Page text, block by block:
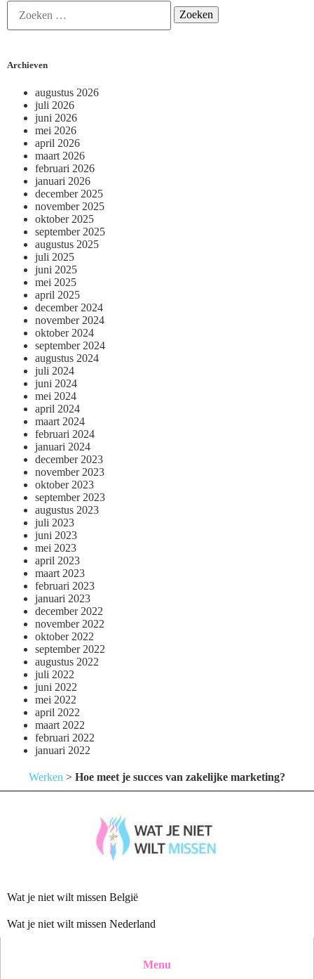
Archieven
augustus 2026
juli 2026
juni 2026
mei 2026
april 2026
maart 2026
februari 2026
januari 2026
december 2025
november 2025
oktober 2025
september 2025
augustus 2025
juli 2025
juni 2025
mei 2025
april 2025
december 2024
november 2024
oktober 2024
september 2024
augustus 2024
juli 2024
juni 2024
mei 2024
april 2024
maart 2024
februari 2024
januari 2024
december 2023
november 2023
oktober 2023
september 2023
augustus 2023
juli 2023
juni 2023
mei 2023
april 2023
maart 2023
februari 2023
januari 2023
december 2022
november 2022
oktober 2022
september 2022
augustus 2022
juli 2022
juni 2022
mei 2022
april 2022
maart 2022
februari 2022
januari 2022
Werken > Hoe meet je succes van zakelijke marketing?
Wat je niet wilt missen België
Wat je niet wilt missen Nederland
Menu